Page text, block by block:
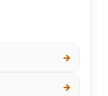
→
→